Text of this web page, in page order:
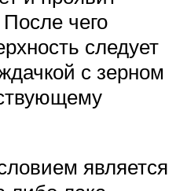
чего
следует
с зерном
является